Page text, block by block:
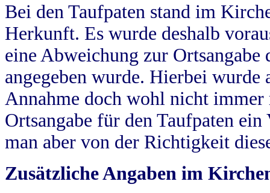
Bei den Taufpaten stand im
Herkunft. Es wurde deshalb
eine Abweichung zur
angegeben wurde. Hierbei wurde
Annahme doch wohl nicht
Ortsangabe für den Taufpaten
man aber von der Richtigkeit
Zusätzliche Angaben im